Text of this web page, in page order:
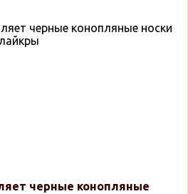
черные конопляные